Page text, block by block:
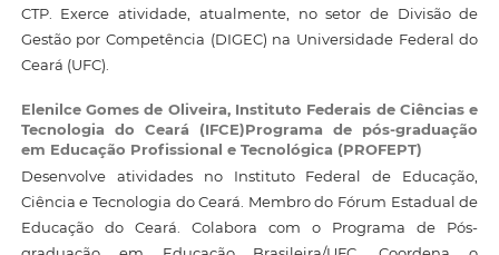
CTP. Exerce atividade, atualmente, no setor de Divisão de
Gestão por Competência (DIGEC) na Universidade Federal do
Ceará (UFC).
Elenilce Gomes de Oliveira, Instituto Federais de Ciências e
Tecnologia do Ceará (IFCE)Programa de pós-graduação
em Educação Profissional e Tecnológica (PROFEPT)
Desenvolve atividades no Instituto Federal de Educação,
Ciência e Tecnologia do Ceará. Membro do Fórum Estadual de
Educação do Ceará. Colabora com o Programa de Pós-